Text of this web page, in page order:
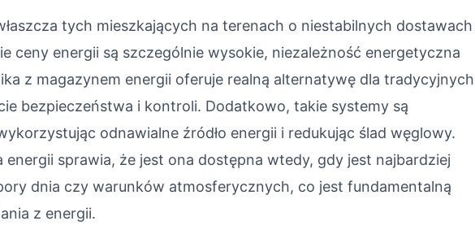
tych mieszkających na terenach o niestabilnych dostawach
ceny energii są szczególnie wysokie, niezależność energetyczna
z magazynem energii oferuje realną alternatywę dla tradycyjnych
bezpieczeństwa i kontroli. Dodatkowo, takie systemy są
odnawialne źródło energii i redukując ślad węglowy.
sprawia, że jest ona dostępna wtedy, gdy jest najbardziej
dnia czy warunków atmosferycznych, co jest fundamentalną
z energii.